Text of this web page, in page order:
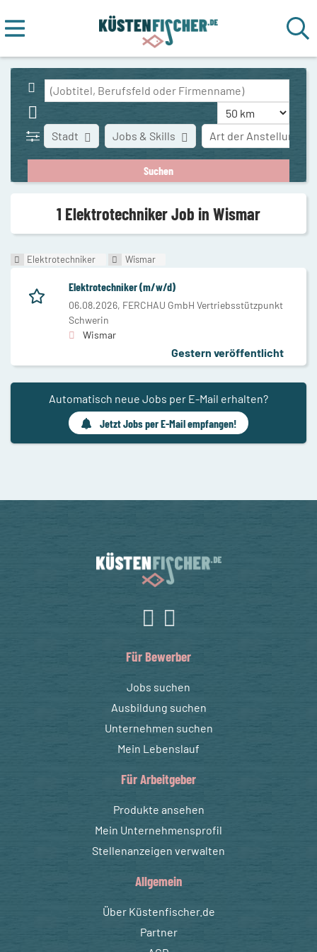
Stadt Art der Anstellung
Jobs & Skills
1 Elektrotechniker Job in Wismar
Elektrotechniker Wismar
Elektrotechniker (m/w/d)
06.08.2026, FERCHAU GmbH Vertriebsstützpunkt
Schwerin
Wismar
Gestern veröffentlicht
Automatisch neue Jobs per E-Mail erhalten?
Jetzt Jobs per E-Mail empfangen!
Für Bewerber
Jobs suchen
Ausbildung suchen
Unternehmen suchen
Mein Lebenslauf
Für Arbeitgeber
Produkte ansehen
Mein Unternehmensprofil
Stellenanzeigen verwalten
Allgemein
Über Küstenfischer.de
Partner